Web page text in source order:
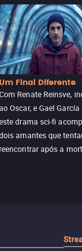
Um Final Diferente
Com Renate Reinsve,
ao Oscar, e Gael García
drama sci-fi
amantes que
reencontrar após a